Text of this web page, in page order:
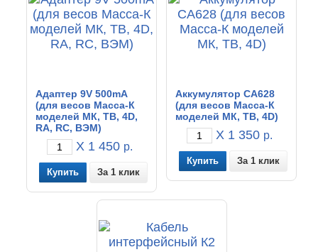
Адаптер 9V 500mА
(для весов Масса-К
моделей МК, ТВ, 4D,
RA, RC, ВЭМ)
X 1 450 р.
За 1 клик
Аккумулятор CA628
(для весов Масса-К
моделей МК, ТВ, 4D)
X 1 350 р.
За 1 клик